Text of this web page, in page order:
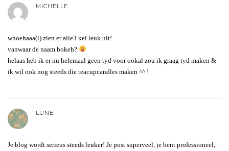
MICHELLE
whoehaaa(l) zien er alle3 kei leuk uit!
vanwaar de naam bokeh?
helaas heb ik er nu helemaal geen tyd voor ookal zou ik graag tyd maken &
ik wil ook nog steeds die teacupcandles maken ^^ !
LUNE
Je blog wordt serieus steeds leuker! Je post superveel, je bent professioneel,